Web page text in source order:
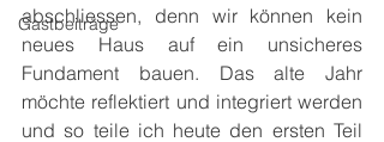
Gastbeiträge
abschliessen, denn wir können kein
neues Haus auf ein unsicheres
Fundament bauen. Das alte Jahr
möchte reflektiert und integriert werden
und so teile ich heute den ersten Teil